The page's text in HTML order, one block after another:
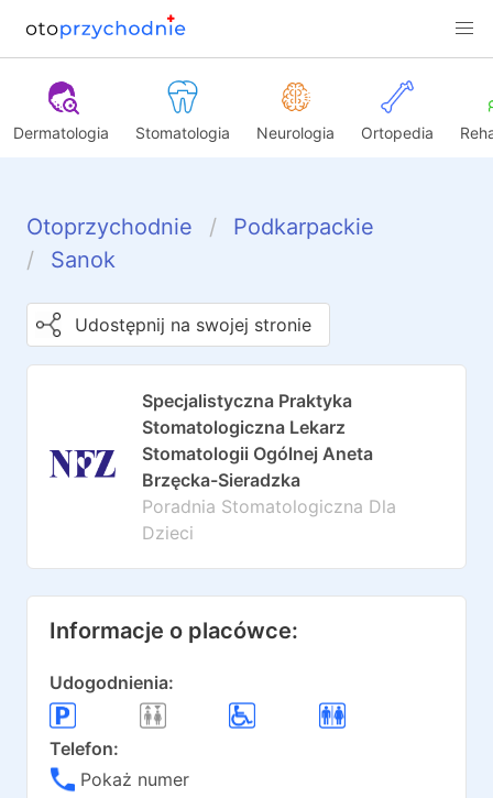
Dermatologia Stomatologia Neurologia Ortopedia
Otoprzychodnie
Podkarpackie
Sanok
Udostępnij na swojej stronie
Specjalistyczna Praktyka
Stomatologiczna Lekarz
Stomatologii Ogólnej Aneta
Brzęcka-Sieradzka
Poradnia Stomatologiczna Dla
Dzieci
Informacje o placówce:
Udogodnienia:
Telefon:
Pokaż numer